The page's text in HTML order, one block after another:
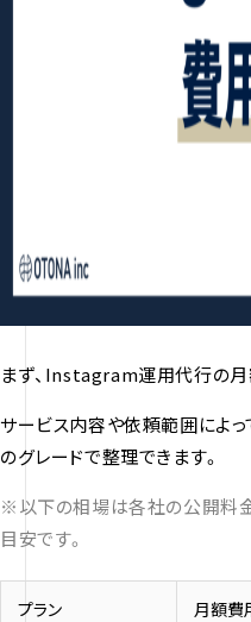
まず、Instagram運用代行の月
サービス内容や依頼範囲によっ
のグレードで整理できます。
※以下の相場は各社の公開料
目安です。
プラン 月額費